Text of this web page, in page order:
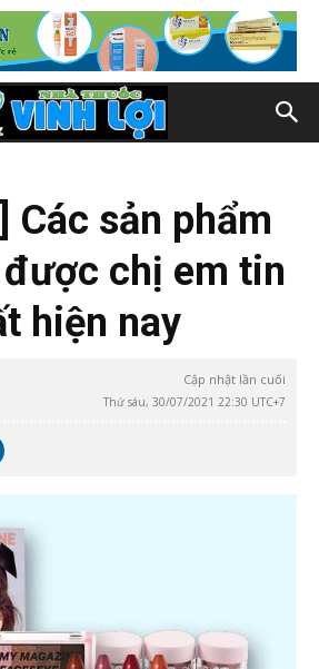
Các sản phẩm
chị em tin
hiện nay
Cập nhật lần cuối
Thứ sáu, 30/07/2021 22:30 UTC+7